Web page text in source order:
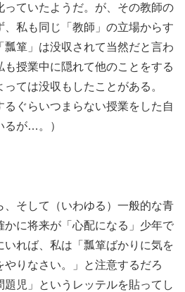
っていたようだ。が、その教師の
私も同じ「教師」の立場からす
瓢箪」は没収されて当然だと言わ
も授業中に隠れて他のことをする
ては没収もしたことがある。
るぐらいつまらない授業をした自
るが…。）
、そして（いわゆる）一般的な青
かに将来が「心配になる」少年で
いれば、私は「瓢箪ばかりに気を
りなさい。」と注意するだろ
題児」というレッテルを貼ってし